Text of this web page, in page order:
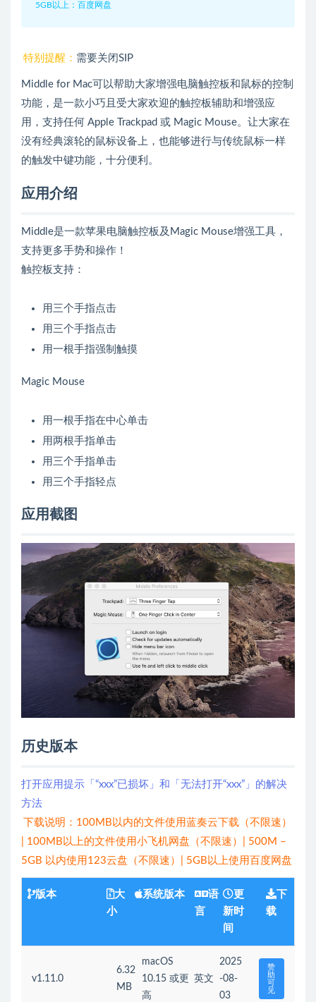
5GB以上：百度网盘
特别提醒： 需要关闭SIP
Middle for Mac可以帮助大家增强电脑触控板和鼠标的控制
功能，是一款小巧且受大家欢迎的触控板辅助和增强应
用，支持任何 Apple Trackpad 或 Magic Mouse。让大家在
没有经典滚轮的鼠标设备上，也能够进行与传统鼠标一样
的触发中键功能，十分便利。
应用介绍
Middle是一款苹果电脑触控板及Magic Mouse增强工具，
支持更多手势和操作！
触控板支持：
用三个手指点击
用三个手指点击
用一根手指强制触摸
Magic Mouse
用一根手指在中心单击
用两根手指单击
用三个手指单击
用三个手指轻点
应用截图
历史版本
打开应用提示「“xxx”已损坏」和「无法打开“xxx”」的解决
方法
下载说明：100MB以内的文件使用蓝奏云下载（不限速）
| 100MB以上的文件使用小飞机网盘（不限速）| 500M –
5GB 以内使用123云盘（不限速）| 5GB以上使用百度网盘
版本
大
小
系统版本
语
言
更
新时
间
下
载
v1.11.0
6.32
MB
macOS
10.15 或更
高
英文
2025
-08-
03
赞
助
可
见